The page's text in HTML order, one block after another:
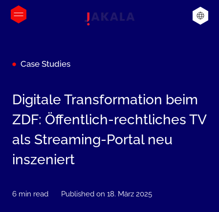
Case Studies
Digitale Transformation beim
ZDF: Öffentlich-rechtliches TV
als Streaming-Portal neu
inszeniert
6 min read Published on 18. März 2025